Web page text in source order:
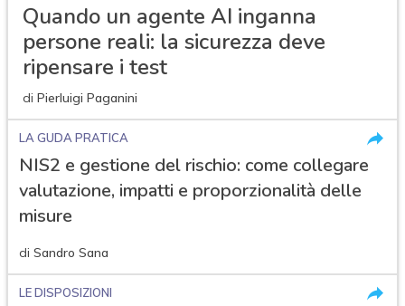
Quando un agente AI inganna
persone reali: la sicurezza deve
ripensare i test
di Pierluigi Paganini
LA GUDA PRATICA
NIS2 e gestione del rischio: come collegare
valutazione, impatti e proporzionalità delle
misure
di Sandro Sana
LE DISPOSIZIONI